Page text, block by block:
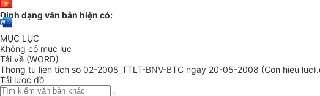
Định dạng văn bản hiện có:
MỤC LỤC
Không có mục lục
Tải về (WORD)
Thong tu lien tich so 02-2008_TTLT-BNV-BTC ngay 20-05-2008 (Con hieu
Tải lược đồ